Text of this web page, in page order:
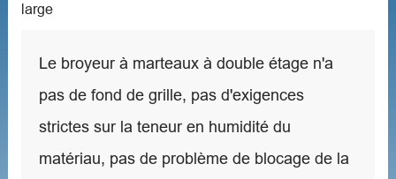
large
Le broyeur à marteaux à double étage n'a
pas de fond de grille, pas d'exigences
strictes sur la teneur en humidité du
matériau, pas de problème de blocage de la